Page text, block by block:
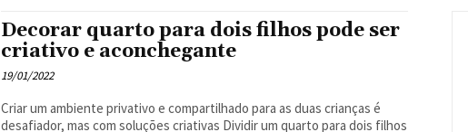
Decorar quarto para dois filhos pode ser
criativo e aconchegante
19/01/2022
Criar um ambiente privativo e compartilhado para as duas crianças é
desafiador, mas com soluções criativas Dividir um quarto para dois filhos